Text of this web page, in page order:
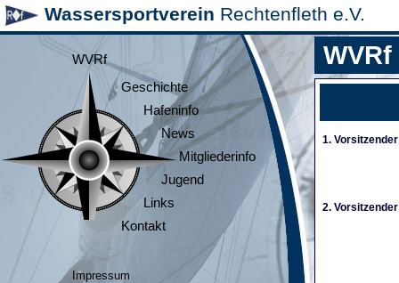
Wassersportverein Rechtenfleth e.V.
WVRf
Geschichte
Hafeninfo
News
Mitgliederinfo
Jugend
Links
Kontakt
Impressum
WVRf
1.
2.